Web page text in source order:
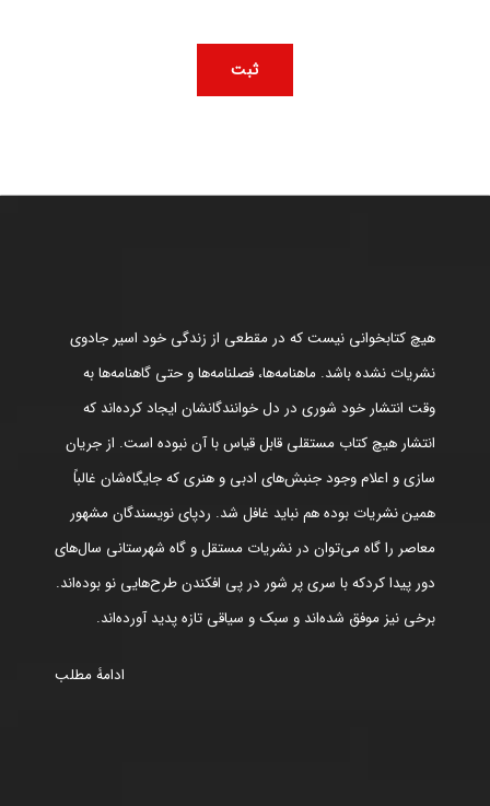
هیچ کتابخوانی نیست که در مقطعی از زندگی خود اسیر جادوی
نشریات نشده باشد. ماهنامه‌ها، فصلنامه‌ها و حتی گاهنامه‌ها به
وقت انتشار خود شوری در دل خوانندگانشان ایجاد کرده‌اند که
انتشار هیچ کتاب مستقلی قابل قیاس با آن نبوده است. از جریان
سازی و اعلام وجود جنبش‌های ادبی و هنری که جایگاه‌شان غالباً
همین نشریات بوده هم نباید غافل شد. ردپای نویسندگان مشهور
معاصر را گاه می‌توان در نشریات مستقل و گاه شهرستانی سال‌های
دور پیدا کردکه با سری پر شور در پی افکندن طرح‌هایی نو بوده‌اند.
برخی نیز موفق شده‌اند و سبک و سیاقی تازه پدید آورده‌اند.
ادامۀ مطلب